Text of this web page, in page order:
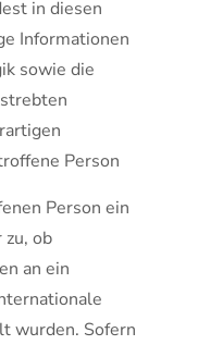
in diesen
Informationen
sowie die
Person
Person ein
ob
an ein
wurden. Sofern